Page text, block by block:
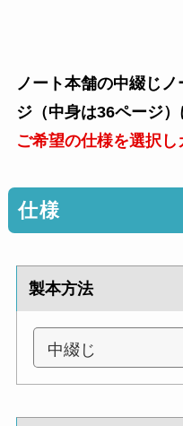
ノート本舗の中綴じ
ジ（中身は36ページ）
ご希望の仕様を選択し
仕様
製本方法